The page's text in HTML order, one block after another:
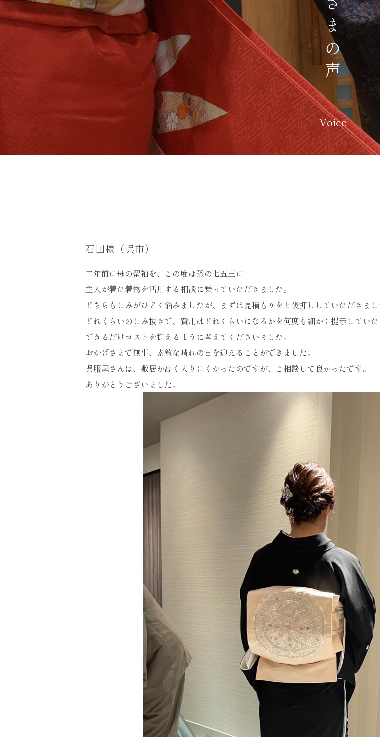
Voice
石田様（呉市）
二年前に母の留袖を、この度は孫の七五三に
主人が着た着物を活用する相談に乗っていただきました。
どちらもしみがひどく悩みましたが、まずは見積もりをと後押ししていただきまし
どれくらいのしみ抜きで、費用はどれくらいになるかを何度も細かく提示してい
できるだけコストを抑えるように考えてくださいました。
おかげさまで無事、素敵な晴れの日を迎えることができました。
呉服屋さんは、敷居が高く入りにくかったのですが、ご相談して良かったです。
ありがとうございました。